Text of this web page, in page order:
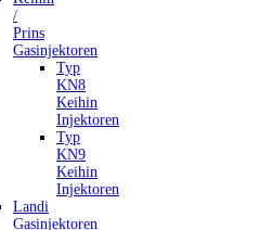
/
Prins
Gasinjektoren
Typ
KN8
Keihin
Injektoren
Typ
KN9
Keihin
Injektoren
Landi
Gasinjektoren